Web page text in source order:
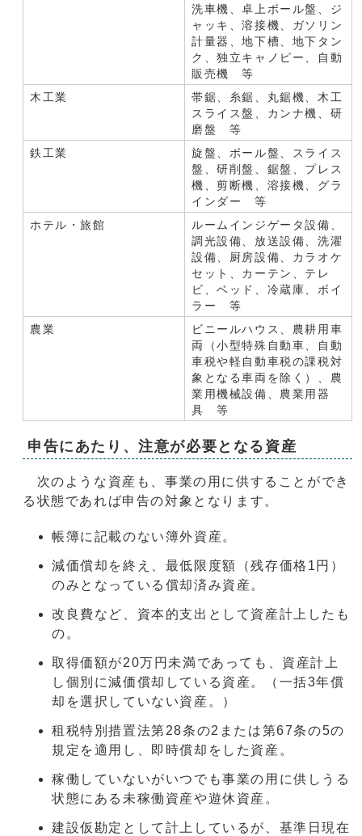
洗車機、卓上ボール盤、ジ
ャッキ、溶接機、ガソリン
計量器、地下槽、地下タン
ク、独立キャノピー、自動
販売機 等
木工業
帯鋸、糸鋸、丸鋸機、木工
スライス盤、カンナ機、研
磨盤 等
鉄工業
旋盤、ボール盤、スライス
盤、研削盤、鋸盤、プレス
機、剪断機、溶接機、グラ
インダー 等
ホテル・旅館
ルームインジゲータ設備、
調光設備、放送設備、洗濯
設備、厨房設備、カラオケ
セット、カーテン、テレ
ビ、ベッド、冷蔵庫、ボイ
ラー 等
農業
ビニールハウス、農耕用車
両（小型特殊自動車、自動
車税や軽自動車税の課税対
象となる車両を除く）、農
業用機械設備、農業用器
具 等
申告にあたり、注意が必要となる資産
次のような資産も、事業の用に供することができ
る状態であれば申告の対象となります。
帳簿に記載のない簿外資産。
減価償却を終え、最低限度額（残存価格1円）
のみとなっている償却済み資産。
改良費など、資本的支出として資産計上したも
の。
取得価額が20万円未満であっても、資産計上
し個別に減価償却している資産。（一括3年償
却を選択していない資産。）
租税特別措置法第28条の2または第67条の5の
規定を適用し、即時償却をした資産。
稼働していないがいつでも事業の用に供しうる
状態にある未稼働資産や遊休資産。
建設仮勘定として計上しているが、基準日現在